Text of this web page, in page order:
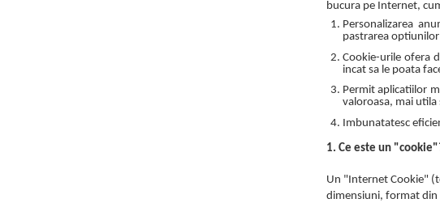
bucura pe Internet,
Personalizarea
pastrarea
Cookie-urile ofera
incat sa le poata
Permit aplicatiilor
valoroasa, mai utila
Imbunatatesc
1. Ce este un
Un "Internet Cookie"
dimensiuni, format din